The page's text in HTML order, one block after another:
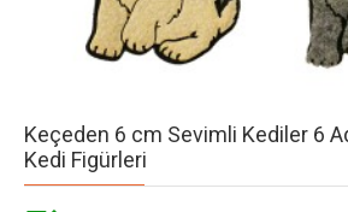
Keçeden 6 cm Sevimli Kediler 6
Kedi Figürleri